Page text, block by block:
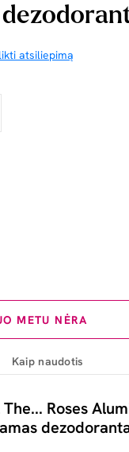
atsiliepimą
METU NĖRA
Kaip naudotis
Roses